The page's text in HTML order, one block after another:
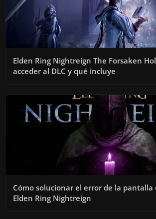
Elden Ring Nightreign The Forsaken
acceder al DLC y qué incluye
Cómo solucionar el error de la pantalla
Elden Ring Nightreign